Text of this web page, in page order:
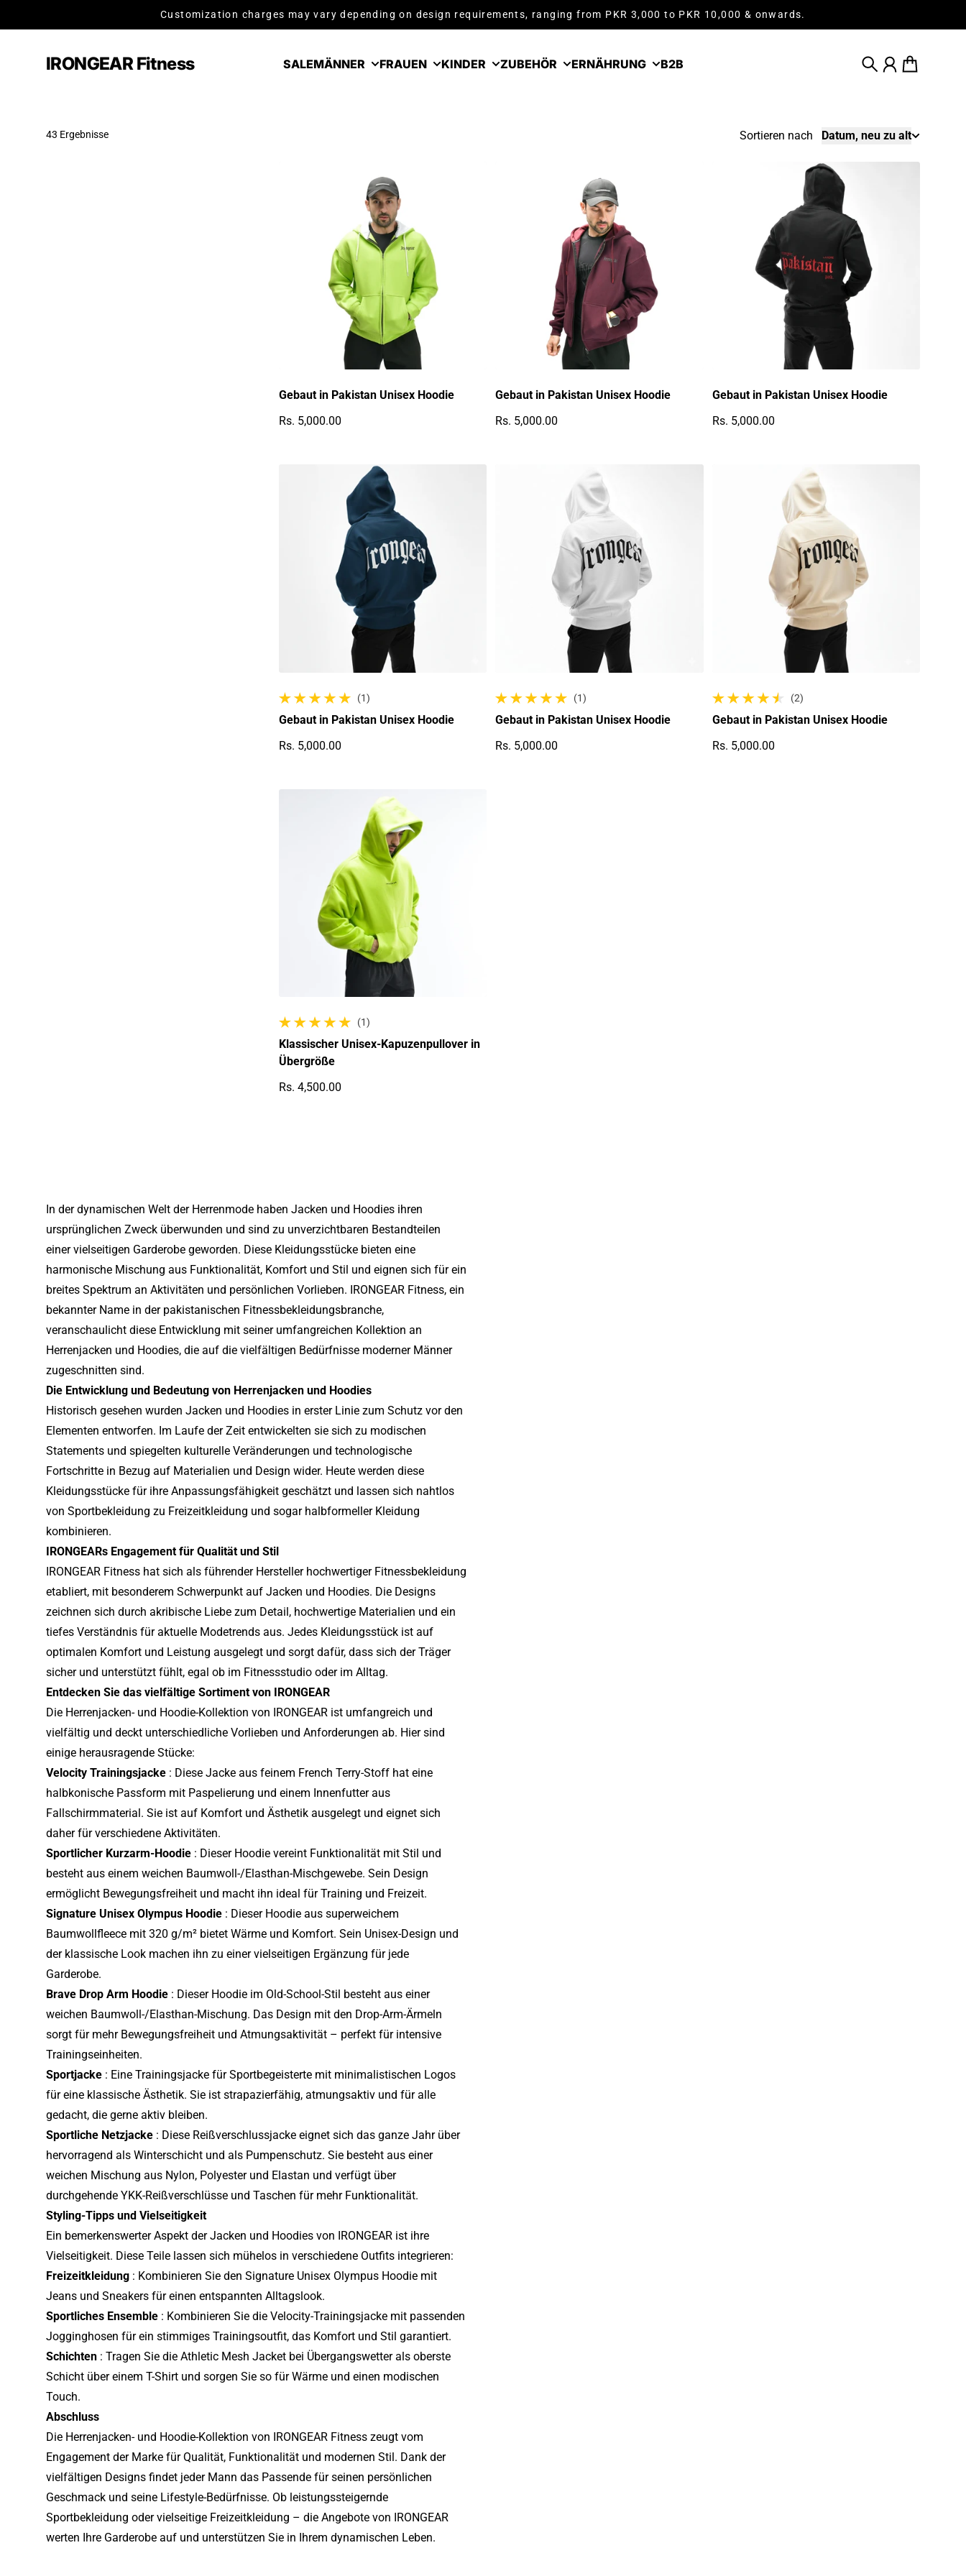
Customization charges may vary depending on design requirements, ranging from PKR 3,000 to PKR 10,000 & onwards.
IRONGEAR Fitness SALEMÄNNER FRAUEN KINDER ZUBEHÖR ERNÄHRUNG B2B SucheKontoWarenkorb
Sortieren nach Datum, neu zu alt
43 Ergebnisse
Gebaut in Pakistan Unisex Hoodie
Rs. 5,000.00
Gebaut in Pakistan Unisex Hoodie
Rs. 5,000.00
Gebaut in Pakistan Unisex Hoodie
Rs. 5,000.00
(1)
1 gesamte Bewertungen
Gebaut in Pakistan Unisex Hoodie
Rs. 5,000.00
(1)
1 gesamte Bewertungen
Gebaut in Pakistan Unisex Hoodie
Rs. 5,000.00
(2)
2 gesamte Bewertungen
Gebaut in Pakistan Unisex Hoodie
Rs. 5,000.00
(1)
1 gesamte Bewertungen
Klassischer Unisex-Kapuzenpullover in
Übergröße
Rs. 4,500.00
In der dynamischen Welt der Herrenmode haben Jacken und Hoodies ihren
ursprünglichen Zweck überwunden und sind zu unverzichtbaren Bestandteilen
einer vielseitigen Garderobe geworden. Diese Kleidungsstücke bieten eine
harmonische Mischung aus Funktionalität, Komfort und Stil und eignen sich für ein
breites Spektrum an Aktivitäten und persönlichen Vorlieben. IRONGEAR Fitness, ein
bekannter Name in der pakistanischen Fitnessbekleidungsbranche,
veranschaulicht diese Entwicklung mit seiner umfangreichen Kollektion an
Herrenjacken und Hoodies, die auf die vielfältigen Bedürfnisse moderner Männer
zugeschnitten sind.
Die Entwicklung und Bedeutung von Herrenjacken und Hoodies
Historisch gesehen wurden Jacken und Hoodies in erster Linie zum Schutz vor den
Elementen entworfen. Im Laufe der Zeit entwickelten sie sich zu modischen
Statements und spiegelten kulturelle Veränderungen und technologische
Fortschritte in Bezug auf Materialien und Design wider. Heute werden diese
Kleidungsstücke für ihre Anpassungsfähigkeit geschätzt und lassen sich nahtlos
von Sportbekleidung zu Freizeitkleidung und sogar halbformeller Kleidung
kombinieren.
IRONGEARs Engagement für Qualität und Stil
IRONGEAR Fitness hat sich als führender Hersteller hochwertiger Fitnessbekleidung
etabliert, mit besonderem Schwerpunkt auf Jacken und Hoodies. Die Designs
zeichnen sich durch akribische Liebe zum Detail, hochwertige Materialien und ein
tiefes Verständnis für aktuelle Modetrends aus. Jedes Kleidungsstück ist auf
optimalen Komfort und Leistung ausgelegt und sorgt dafür, dass sich der Träger
sicher und unterstützt fühlt, egal ob im Fitnessstudio oder im Alltag.
Entdecken Sie das vielfältige Sortiment von IRONGEAR
Die Herrenjacken- und Hoodie-Kollektion von IRONGEAR ist umfangreich und
vielfältig und deckt unterschiedliche Vorlieben und Anforderungen ab. Hier sind
einige herausragende Stücke:
Velocity Trainingsjacke : Diese Jacke aus feinem French Terry-Stoff hat eine
halbkonische Passform mit Paspelierung und einem Innenfutter aus
Fallschirmmaterial. Sie ist auf Komfort und Ästhetik ausgelegt und eignet sich
daher für verschiedene Aktivitäten.
Sportlicher Kurzarm-Hoodie : Dieser Hoodie vereint Funktionalität mit Stil und
besteht aus einem weichen Baumwoll-/Elasthan-Mischgewebe. Sein Design
ermöglicht Bewegungsfreiheit und macht ihn ideal für Training und Freizeit.
Signature Unisex Olympus Hoodie : Dieser Hoodie aus superweichem
Baumwollfleece mit 320 g/m² bietet Wärme und Komfort. Sein Unisex-Design und
der klassische Look machen ihn zu einer vielseitigen Ergänzung für jede
Garderobe.
Brave Drop Arm Hoodie : Dieser Hoodie im Old-School-Stil besteht aus einer
weichen Baumwoll-/Elasthan-Mischung. Das Design mit den Drop-Arm-Ärmeln
sorgt für mehr Bewegungsfreiheit und Atmungsaktivität – perfekt für intensive
Trainingseinheiten.
Sportjacke : Eine Trainingsjacke für Sportbegeisterte mit minimalistischen Logos
für eine klassische Ästhetik. Sie ist strapazierfähig, atmungsaktiv und für alle
gedacht, die gerne aktiv bleiben.
Sportliche Netzjacke : Diese Reißverschlussjacke eignet sich das ganze Jahr über
hervorragend als Winterschicht und als Pumpenschutz. Sie besteht aus einer
weichen Mischung aus Nylon, Polyester und Elastan und verfügt über
durchgehende YKK-Reißverschlüsse und Taschen für mehr Funktionalität.
Styling-Tipps und Vielseitigkeit
Ein bemerkenswerter Aspekt der Jacken und Hoodies von IRONGEAR ist ihre
Vielseitigkeit. Diese Teile lassen sich mühelos in verschiedene Outfits integrieren:
Freizeitkleidung : Kombinieren Sie den Signature Unisex Olympus Hoodie mit
Jeans und Sneakers für einen entspannten Alltagslook.
Sportliches Ensemble : Kombinieren Sie die Velocity-Trainingsjacke mit passenden
Jogginghosen für ein stimmiges Trainingsoutfit, das Komfort und Stil garantiert.
Schichten : Tragen Sie die Athletic Mesh Jacket bei Übergangswetter als oberste
Schicht über einem T-Shirt und sorgen Sie so für Wärme und einen modischen
Touch.
Abschluss
Die Herrenjacken- und Hoodie-Kollektion von IRONGEAR Fitness zeugt vom
Engagement der Marke für Qualität, Funktionalität und modernen Stil. Dank der
vielfältigen Designs findet jeder Mann das Passende für seinen persönlichen
Geschmack und seine Lifestyle-Bedürfnisse. Ob leistungssteigernde
Sportbekleidung oder vielseitige Freizeitkleidung – die Angebote von IRONGEAR
werten Ihre Garderobe auf und unterstützen Sie in Ihrem dynamischen Leben.